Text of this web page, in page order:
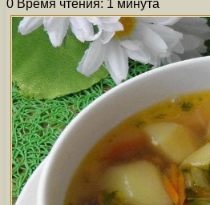
0 Время чтения: 1 минута